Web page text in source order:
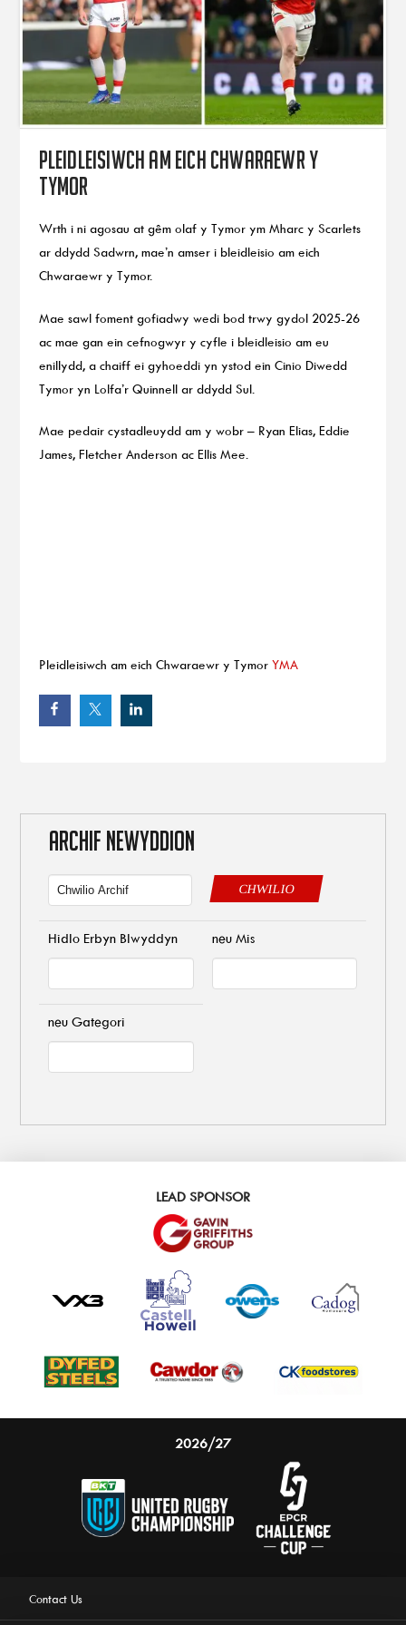
Pleidleisiwch am eich Chwaraewr y
Tymor
Wrth i ni agosau at gêm olaf y Tymor ym Mharc y Scarlets
ar ddydd Sadwrn, mae’n amser i bleidleisio am eich
Chwaraewr y Tymor.
Mae sawl foment gofiadwy wedi bod trwy gydol 2025-26
ac mae gan ein cefnogwyr y cyfle i bleidleisio am eu
enillydd, a chaiff ei gyhoeddi yn ystod ein Cinio Diwedd
Tymor yn Lolfa’r Quinnell ar ddydd Sul.
Mae pedair cystadleuydd am y wobr – Ryan Elias, Eddie
James, Fletcher Anderson ac Ellis Mee.
Pleidleisiwch am eich Chwaraewr y Tymor YMA
ARCHIF NEWYDDION
CHWILIO
Hidlo Erbyn Blwyddyn neu Mis
neu Gategori
LEAD SPONSOR
2026/27
Contact Us